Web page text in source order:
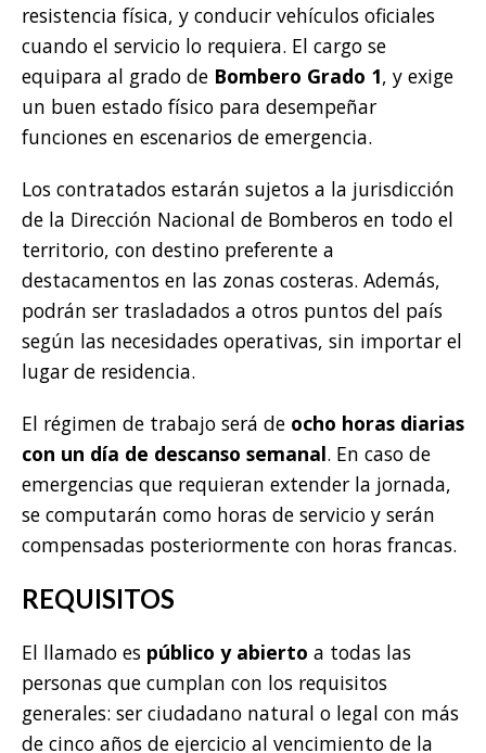
resistencia física, y conducir vehículos oficiales
cuando el servicio lo requiera. El cargo se
equipara al grado de Bombero Grado 1, y exige
un buen estado físico para desempeñar
funciones en escenarios de emergencia.
Los contratados estarán sujetos a la jurisdicción
de la Dirección Nacional de Bomberos en todo el
territorio, con destino preferente a
destacamentos en las zonas costeras. Además,
podrán ser trasladados a otros puntos del país
según las necesidades operativas, sin importar el
lugar de residencia.
El régimen de trabajo será de ocho horas diarias
con un día de descanso semanal. En caso de
emergencias que requieran extender la jornada,
se computarán como horas de servicio y serán
compensadas posteriormente con horas francas.
REQUISITOS
El llamado es público y abierto a todas las
personas que cumplan con los requisitos
generales: ser ciudadano natural o legal con más
de cinco años de ejercicio al vencimiento de la